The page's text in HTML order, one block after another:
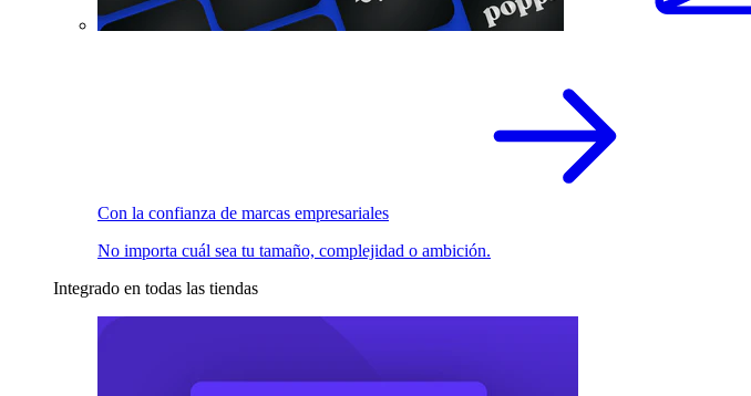
Con la confianza de marcas empresariales
No importa cuál sea tu tamaño, complejidad o ambición.
Integrado en todas las tiendas